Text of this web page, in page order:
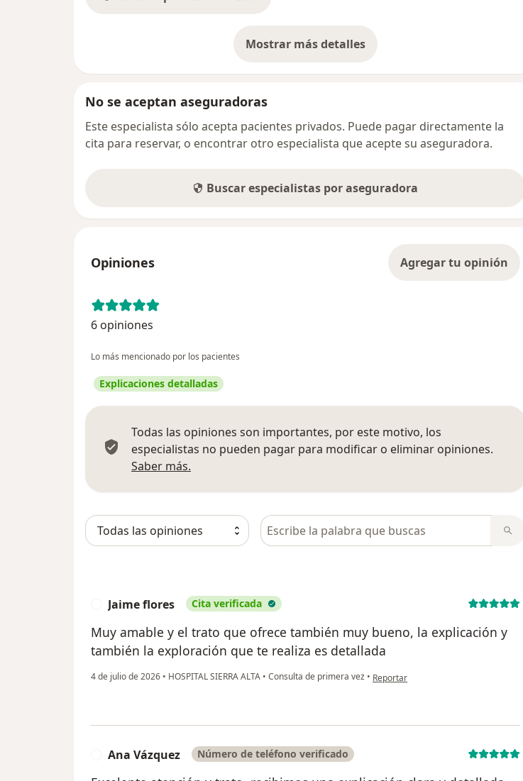
Mostrar más detalles
sobre la dirección
No se aceptan aseguradoras
Este especialista sólo acepta pacientes privados. Puede pagar directamente la
cita para reservar, o encontrar otro especialista que acepte su aseguradora.
Buscar especialistas por aseguradora
Opiniones Agregar tu opinión
6 opiniones
Lo más mencionado por los pacientes
Explicaciones detalladas
Todas las opiniones son importantes, por este motivo, los
especialistas no pueden pagar para modificar o eliminar opiniones.
Saber más.
Busca en opiniones
Jaime flores Cita verificada
Muy amable y el trato que ofrece también muy bueno, la explicación y
también la exploración que te realiza es detallada
4 de julio de 2026 • HOSPITAL SIERRA ALTA • Consulta de primera vez • en opinión del usuario Jaime flores
Reportar
Ana Vázquez Número de teléfono verificado